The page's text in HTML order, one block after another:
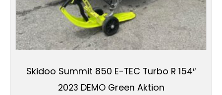
Skidoo Summit 850 E-TEC Turbo R 154″
2023 DEMO Green Aktion